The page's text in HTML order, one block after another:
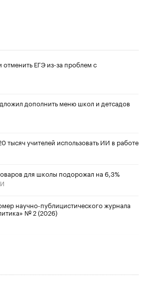
ЕГЭ из-за проблем с
дополнить меню школ и детсадов
тысяч учителей использовать ИИ в работе
для школы подорожал на 6,3%
научно-публицистического журнала
№ 2 (2026)